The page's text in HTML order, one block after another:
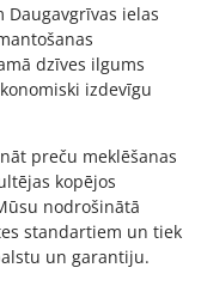
ielas
dzīves ilgums
izdevīgu
preču meklēšanas
kopējos
nodrošinātā
standartiem un tiek
un garantiju.